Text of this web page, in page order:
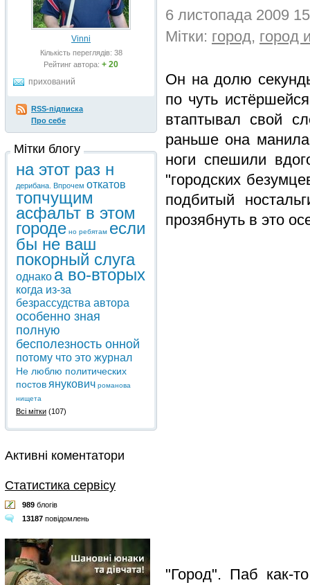
6 листопада 2009
Мітки: город, город
Он на долю
по чуть
втаптывал свой
раньше она
ноги спешили
"городских
подбитый
прозябнуть в это
"Город". Паб как-
Vinni
Кількість переглядів: 38
Рейтинг автора: + 20
прихований
RSS-підписка
Про себе
Мітки блогу
на этот раз н
дерибана. Впрочем откатов
топчущим
асфальт в этом
городе но ребятам если
бы не ваш
покорный слуга
однако а во-вторых
когда из-за
безрассудства автора
особенно зная
полную
бесполезность онной
потому что это журнал
Не люблю политических
постов янукович романова
нищета
Всі мітки (107)
Активні коментатори
Статистика сервісу
989 блогів
13187 повідомлень